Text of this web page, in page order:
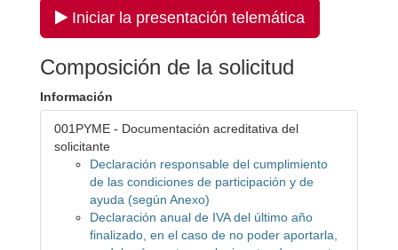
Iniciar la presentación telemática
Composición de la solicitud
Información
001PYME - Documentación acreditativa del
solicitante
Declaración responsable del cumplimiento
de las condiciones de participación y de
ayuda (según Anexo)
Declaración anual de IVA del último año
finalizado, en el caso de no poder aportarla,